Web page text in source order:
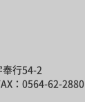
奉行54-2
：0564-62-2880